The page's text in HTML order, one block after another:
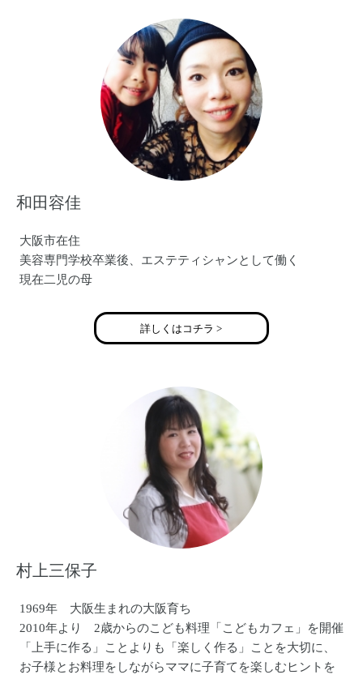
和田容佳
大阪市在住
美容専門学校卒業後、エステティシャンとして働く
現在二児の母
詳しくはコチラ >
村上三保子
1969年 大阪生まれの大阪育ち
2010年より 2歳からのこども料理「こどもカフェ」を開催
「上手に作る」ことよりも「楽しく作る」ことを大切に、
お子様とお料理をしながらママに子育てを楽しむヒントを